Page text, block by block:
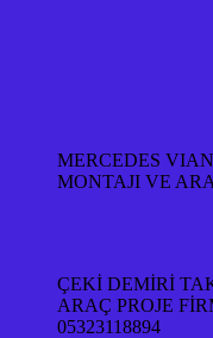
MERCEDES
MONTAJI VE
ÇEKİ DEMİRİ
ARAÇ PROJE
05323118894